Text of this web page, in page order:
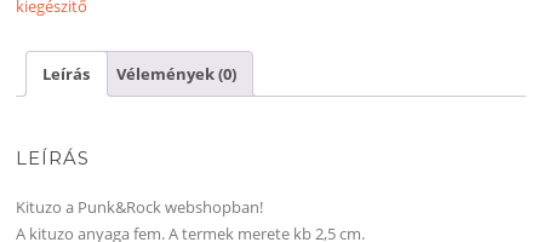
kiegészitő
Leírás Vélemények (0)
LEÍRÁS
Kituzo a Punk&Rock webshopban!
A kituzo anyaga fem. A termek merete kb 2,5 cm.